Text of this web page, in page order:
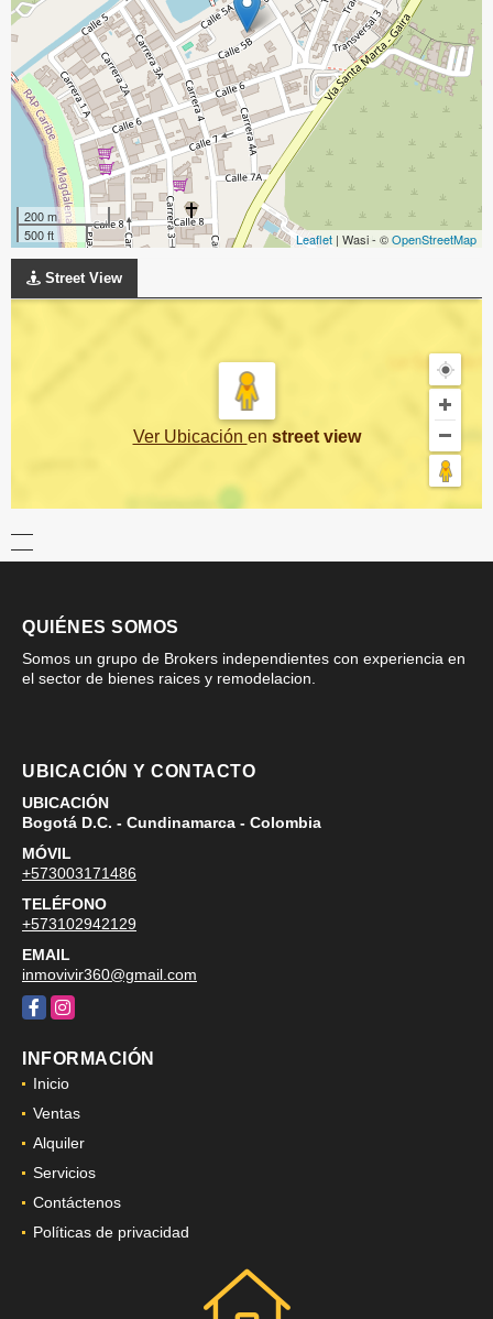
200 m
500 ft
Leaflet | Wasi - ©OpenStreetMap
Street View
Ver Ubicación en street view
QUIÉNES SOMOS
Somos un grupo de Brokers independientes con experiencia en
el sector de bienes raices y remodelacion.
UBICACIÓN Y CONTACTO
UBICACIÓN
Bogotá D.C. - Cundinamarca - Colombia
MÓVIL
+573003171486
TELÉFONO
+573102942129
EMAIL
inmovivir360@gmail.com
FacebookInstagram
INFORMACIÓN
Inicio
Ventas
Alquiler
Servicios
Contáctenos
Políticas de privacidad